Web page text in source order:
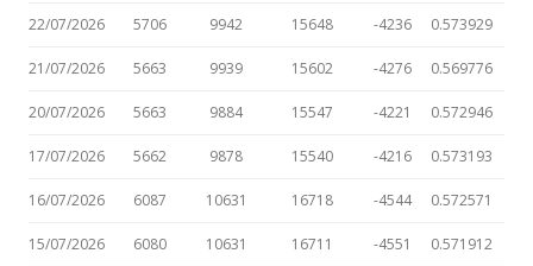
22/07/2026 5706 9942 15648 -4236 0.573929
21/07/2026 5663 9939 15602 -4276 0.569776
20/07/2026 5663 9884 15547 -4221 0.572946
17/07/2026 5662 9878 15540 -4216 0.573193
16/07/2026 6087 10631 16718 -4544 0.572571
15/07/2026 6080 10631 16711 -4551 0.571912